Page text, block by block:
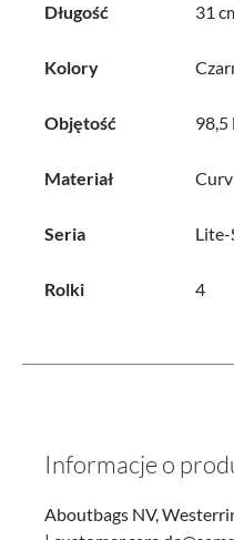
Długość 31
Kolory
Objętość 98,5 l
Materiał Curv
Seria Lite-
Rolki 4
Informacje o
Aboutbags NV,